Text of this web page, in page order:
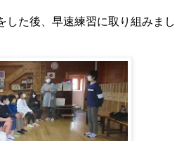
した後、早速練習に取り組みまし